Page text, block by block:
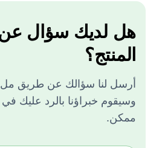
هل لديك سؤال عن
المنتج؟
أرسل لنا سؤالك عن طريق ملء
وسيقوم خبراؤنا بالرد عليك
ممكن.